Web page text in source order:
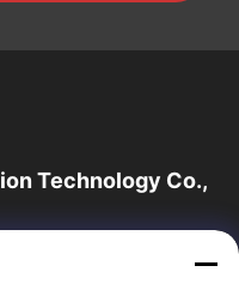
Technology Co.,
e um exportador
de limpeza, nós